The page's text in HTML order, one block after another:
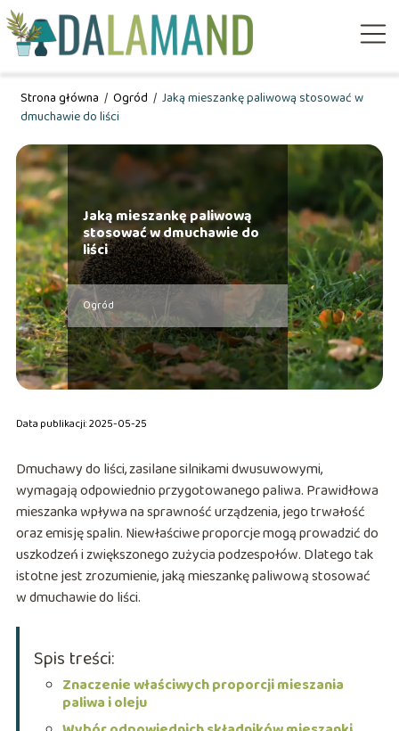
Strona główna / Ogród / Jaką mieszankę paliwową stosować w
dmuchawie do liści
Jaką mieszankę paliwową
stosować w dmuchawie do
liści
Ogród
Data publikacji: 2025-05-25
Dmuchawy do liści, zasilane silnikami dwusuwowymi,
wymagają odpowiednio przygotowanego paliwa. Prawidłowa
mieszanka wpływa na sprawność urządzenia, jego trwałość
oraz emisję spalin. Niewłaściwe proporcje mogą prowadzić do
uszkodzeń i zwiększonego zużycia podzespołów. Dlatego tak
istotne jest zrozumienie, jaką mieszankę paliwową stosować
w dmuchawie do liści.
Spis treści:
Znaczenie właściwych proporcji mieszania
paliwa i oleju